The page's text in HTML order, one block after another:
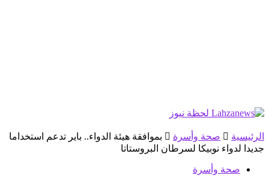
الرئيسية صحة وأسرة
بموافقة ھیئة الدواء.. بایر تدعم استخداما
جدیدا لدواء نوبیكا لسرطان البروستاتا
صحة وأسرة